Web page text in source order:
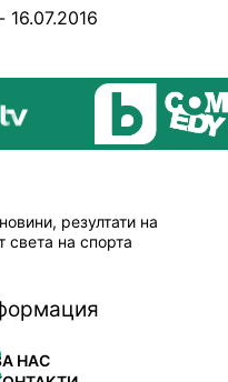
резултати на
света на спорта
НАС